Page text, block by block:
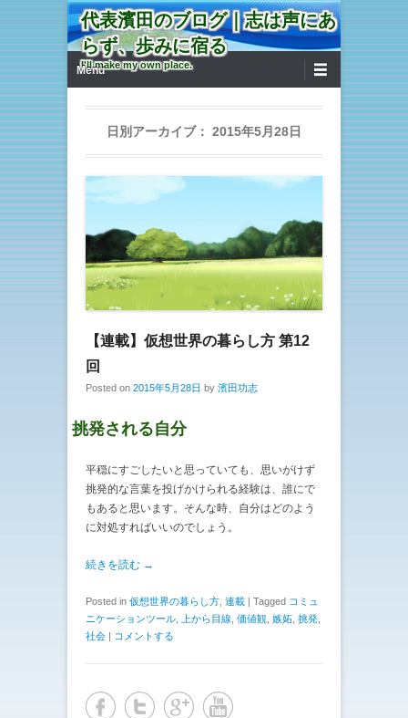
代表濱田のブログ｜志は声にあ
らず、歩みに宿る
I'll make my own place.
第1メニュー
コンテンツへ移動
Menu
日別アーカイブ： 2015年5月28日
【連載】仮想世界の暮らし方 第12
回
Posted on 2015年5月28日 by 濱田功志
挑発される自分
平穏にすごしたいと思っていても、思いがけず
挑発的な言葉を投げかけられる経験は、誰にで
もあると思います。そんな時、自分はどのよう
に対処すればいいのでしょう。
続きを読む →
Posted in 仮想世界の暮らし方 連載 | Tagged コミュ
ニケーションツール
上から目線 価値観 嫉妬 挑発
社会 | コメントする